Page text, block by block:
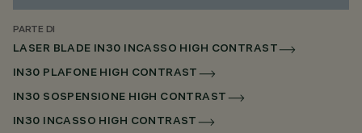
PARTE DI
LASER BLADE IN30 INCASSO HIGH CONTRAST
IN30 PLAFONE HIGH CONTRAST
IN30 SOSPENSIONE HIGH CONTRAST
IN30 INCASSO HIGH CONTRAST